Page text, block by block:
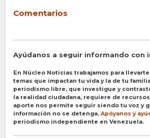
Comentarios
Ayúdanos a seguir informando con
En Núcleo Noticias trabajamos para
temas que impactan tu vida y la de tu
periodismo libre, que investigue y
la realidad ciudadana, requiere de
aporte nos permite seguir siendo tu voz y
información no se detenga. Apóyanos y
periodismo independiente en Venezuela.